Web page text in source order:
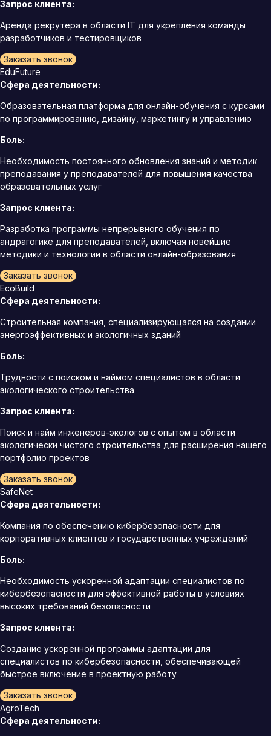
Запрос клиента:
Аренда рекрутера в области IT для укрепления команды
разработчиков и тестировщиков
Заказать звонок
EduFuture
Сфера деятельности:
Образовательная платформа для онлайн-обучения с курсами
по программированию, дизайну, маркетингу и управлению
Боль:
Необходимость постоянного обновления знаний и методик
преподавания у преподавателей для повышения качества
образовательных услуг
Запрос клиента:
Разработка программы непрерывного обучения по
андрагогике для преподавателей, включая новейшие
методики и технологии в области онлайн-образования
Заказать звонок
EcoBuild
Сфера деятельности:
Строительная компания, специализирующаяся на создании
энергоэффективных и экологичных зданий
Боль:
Трудности с поиском и наймом специалистов в области
экологического строительства
Запрос клиента:
Поиск и найм инженеров-экологов с опытом в области
экологически чистого строительства для расширения нашего
портфолио проектов
Заказать звонок
SafeNet
Сфера деятельности:
Компания по обеспечению кибербезопасности для
корпоративных клиентов и государственных учреждений
Боль:
Необходимость ускоренной адаптации специалистов по
кибербезопасности для эффективной работы в условиях
высоких требований безопасности
Запрос клиента:
Создание ускоренной программы адаптации для
специалистов по кибербезопасности, обеспечивающей
быстрое включение в проектную работу
Заказать звонок
AgroTech
Сфера деятельности: